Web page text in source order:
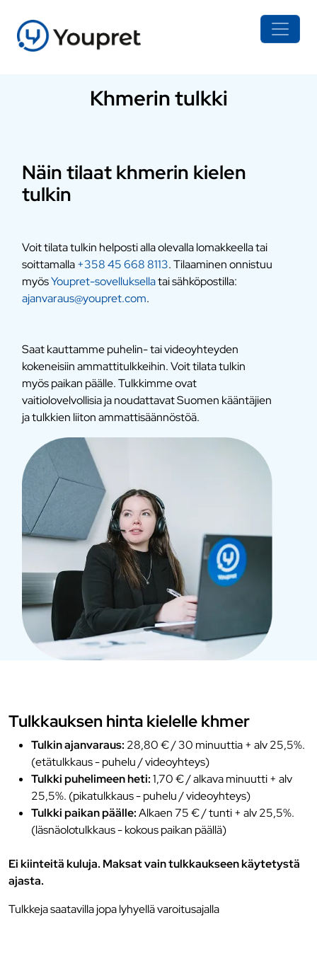
Khmerin tulkki
Näin tilaat khmerin kielen
tulkin
Voit tilata tulkin helposti alla olevalla lomakkeella tai
soittamalla+358 45 668 8113. Tilaaminen onnistuu
myösYoupret-sovelluksellatai sähköpostilla:
ajanvaraus@youpret.com.
Saat kauttamme puhelin- tai videoyhteyden
kokeneisiin ammattitulkkeihin. Voit tilata tulkin
myös paikan päälle. Tulkkimme ovat
vaitiolovelvollisia ja noudattavat Suomen kääntäjien
ja tulkkien liiton ammattisäännöstöä.
Tulkkauksen hinta kielelle khmer
Tulkin ajanvaraus: 28,80 € / 30 minuuttia + alv 25,5%.
(etätulkkaus - puhelu / videoyhteys)
Tulkki puhelimeen heti:1,70 € / alkava minuutti + alv
25,5%. (pikatulkkaus - puhelu / videoyhteys)
Tulkki paikan päälle:Alkaen 75 € / tunti + alv 25,5%.
(läsnäolotulkkaus - kokous paikan päällä)
Ei kiinteitä kuluja. Maksat vain tulkkaukseen käytetystä
ajasta.
Tulkkeja saatavilla jopa lyhyellä varoitusajalla